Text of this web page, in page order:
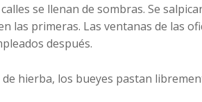
se llenan de sombras. Se
las primeras. Las ventanas de las
después.
hierba, los bueyes pastan